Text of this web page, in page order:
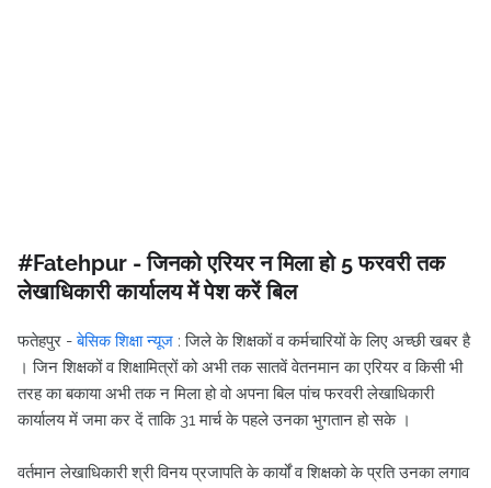
#Fatehpur - जिनको एरियर न मिला हो 5 फरवरी तक
लेखाधिकारी कार्यालय में पेश करें बिल
फतेहपुर -बेसिक शिक्षा न्यूज : जिले के शिक्षकों व कर्मचारियों के लिए अच्छी खबर है
। जिन शिक्षकों व शिक्षामित्रों को अभी तक सातवें वेतनमान का एरियर व किसी भी
तरह का बकाया अभी तक न मिला हो वो अपना बिल पांच फरवरी लेखाधिकारी
कार्यालय में जमा कर दें ताकि 31 मार्च के पहले उनका भुगतान हो सके ।
वर्तमान लेखाधिकारी श्री विनय प्रजापति के कार्यों व शिक्षको के प्रति उनका लगाव